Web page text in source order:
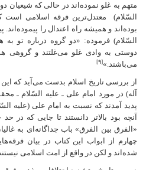
متهم به غلو نموده‌اند در حالی که شیعیان
السّلام) معتدل‌ترین فرقه اسلامی است
بوده‌اند و همیشه راه اعتدال را پیموده‌اند.
السّلام) فرموده: «دو گروه درباره تو
دوستی به وادی غلو می‌‌‌غلتند و
می‌باشند.»[۹]
از بررسی تاریخ اسلام بدست می‌آید که
آله) در مورد امام علی ـ علیه السّلام ـ
پدید آمدند که نسبت به امام علی (علیه
آنچه بود بالاتر دانستند تا جایی که در
«الفرق بین الفرق» باب جداگانه‌ای به
چهارم از ابواب این کتاب در بیان
شده‌اند و لکن در واقع از امت اسلامی